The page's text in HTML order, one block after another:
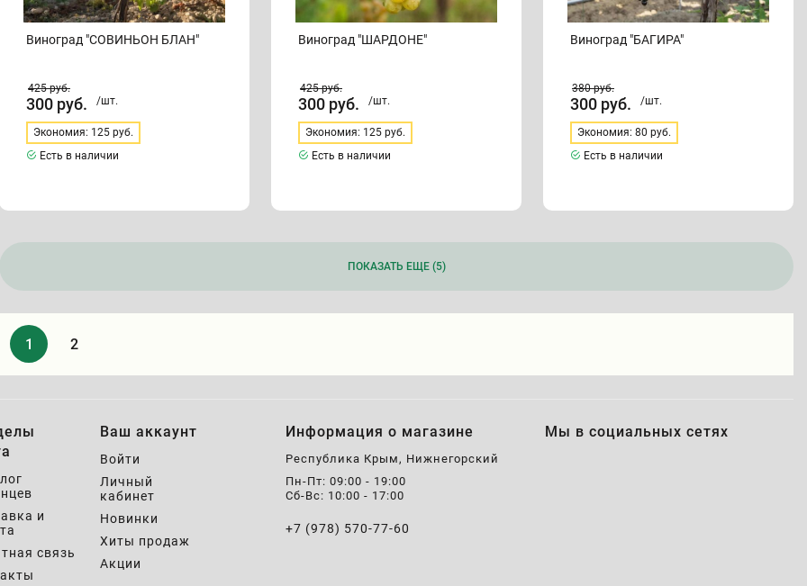
Виноград "СОВИНЬОН БЛАН"
425руб.
300 руб. /шт.
Экономия: 125 руб.
Есть в наличии
Виноград "ШАРДОНЕ"
425руб.
300 руб. /шт.
Экономия: 125 руб.
Есть в наличии
Виноград "БАГИРА"
380руб.
300 руб. /шт.
Экономия: 80 руб.
Есть в наличии
ПОКАЗАТЬ ЕЩЕ (5)
1 2
и
связь
Ваш аккаунт
Войти
Личный
кабинет
Новинки
Хиты продаж
Акции
Информация о магазине
Республика Крым, Нижнегорский
Пн-Пт: 09:00 - 19:00
Сб-Вс: 10:00 - 17:00
+7 (978) 570-77-60
Мы в социальных сетях